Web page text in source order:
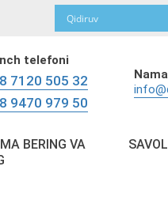
telefoni
7120 505 32
9470 979 50
BERING VA